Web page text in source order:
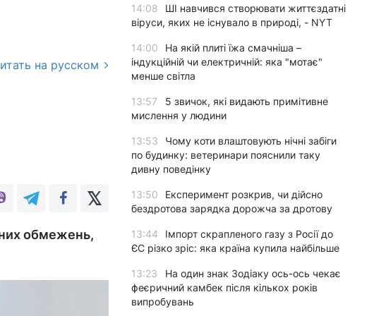
на русском
обмежень,
14:08
ШІ навчився створювати життєздатні
віруси, яких не існувало в природі, - NYT
14:00
На якій плиті їжа смачніша –
індукційній чи електричній: яка "мотає"
менше світла
13:57
5 звичок, які видають примітивне
мислення у людини
13:53
Чому коти влаштовують нічні забіги
по будинку: ветеринари пояснили таку
дивну поведінку
13:50
Експеримент розкрив, чи дійсно
бездротова зарядка дорожча за дротову
13:44
Імпорт скрапленого газу з Росії до
ЄС різко зріс: яка країна купила найбільше
13:23
На один знак Зодіаку ось-ось чекає
феєричний камбек після кількох років
випробувань